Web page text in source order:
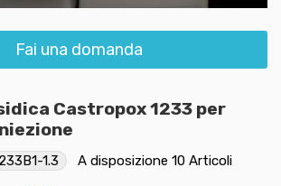
Fai una domanda
Castropox 1233 per
1.3 A disposizione 10 Articoli